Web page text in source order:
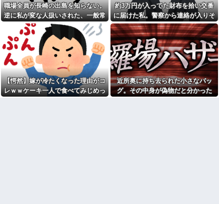
発覚。離婚に応じたはずの嫁か
らエグすぎる攻撃が恐ろしすぎ
る
息子に『葵』と名付けたら、
初対面では必ず女の子だと思わ
れる。同じ名前でも避けられな
かった勘違いとは…
俺「ゲーム機どこ？」親「ち
ょっと借りたよ」→どうぶつの
森を開いた瞬間、村が大変なこ
とになっていて…
【画像】俺たちの姫、佳子さ
まのお気に入りのドレスがこち
玄関前にゴミが置かれる
元職場の要注意オバサン、引
っ越し先でご近所になり粘着開
始！！「どこまで送って！」か
ら始まり半年も経つと「お金貸
してくれない？」断ると翌日、
玄関前にゴミが置かれる
お盆になると旦那の祖父母宅
に５泊くらいさせられる。旦那
は「行かなくていいよ」って言
うんだけどトメに誘われると断
れなくなってしまう
嫁「最近さ、家事に気持ちが
職場全員が長崎の出島を知らない。
逆に私が変な人扱いされた、一般常
識だと思ってたのに
約3万円が入ってた財布を拾い交番
に届けた私。警察から連絡が入りそ
の金が私のものになった結果...
【愕然】嫁が冷たくなった理由がコ
レｗｗケーキ一人で食べてみじめっ
近所奥に持ち去られた小さなバッ
グ。その中身が偽物だと分かった